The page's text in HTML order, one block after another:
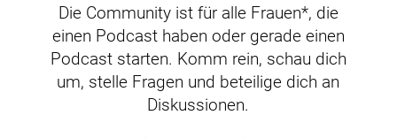
Die Community ist für alle Frauen*, die
einen Podcast haben oder gerade einen
Podcast starten. Komm rein, schau dich
um, stelle Fragen und beteilige dich an
Diskussionen.